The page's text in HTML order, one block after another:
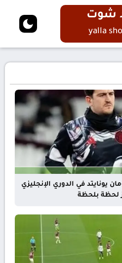
شوت
yalla
يونايتد في الدوري الإنجليزي
لحظة بلحظة